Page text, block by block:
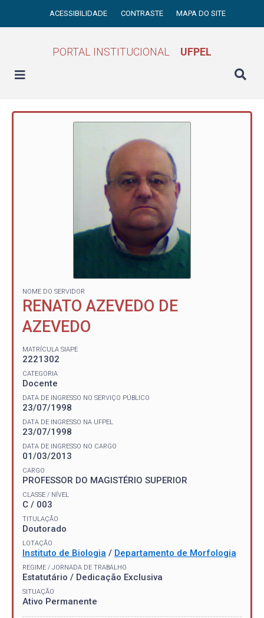
ACESSIBILIDADE CONTRASTE MAPA DO SITE
PORTAL INSTITUCIONAL UFPEL
NOME DO SERVIDOR
RENATO AZEVEDO DE
AZEVEDO
MATRÍCULA SIAPE
2221302
CATEGORIA
Docente
DATA DE INGRESSO NO SERVIÇO PÚBLICO
23/07/1998
DATA DE INGRESSO NA UFPEL
23/07/1998
DATA DE INGRESSO NO CARGO
01/03/2013
CARGO
PROFESSOR DO MAGISTÉRIO SUPERIOR
CLASSE / NÍVEL
C / 003
TITULAÇÃO
Doutorado
LOTAÇÃO
Instituto de Biologia / Departamento de Morfologia
REGIME / JORNADA DE TRABALHO
Estatutário / Dedicação Exclusiva
SITUAÇÃO
Ativo Permanente